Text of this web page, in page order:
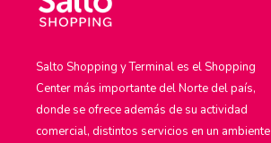
Salto Shopping y Terminal es el Shopping
Center más importante del Norte del país,
donde se ofrece además de su actividad
comercial, distintos servicios en un ambiente